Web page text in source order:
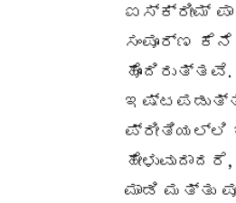
ಐಸ್ಕ್ರೀಮ್
ಸಂಪೂರ್ಣ
ಪ್ರೀತಿಯಲ್ಲಿ
ಮಾಡಿ ಮತ್ತು